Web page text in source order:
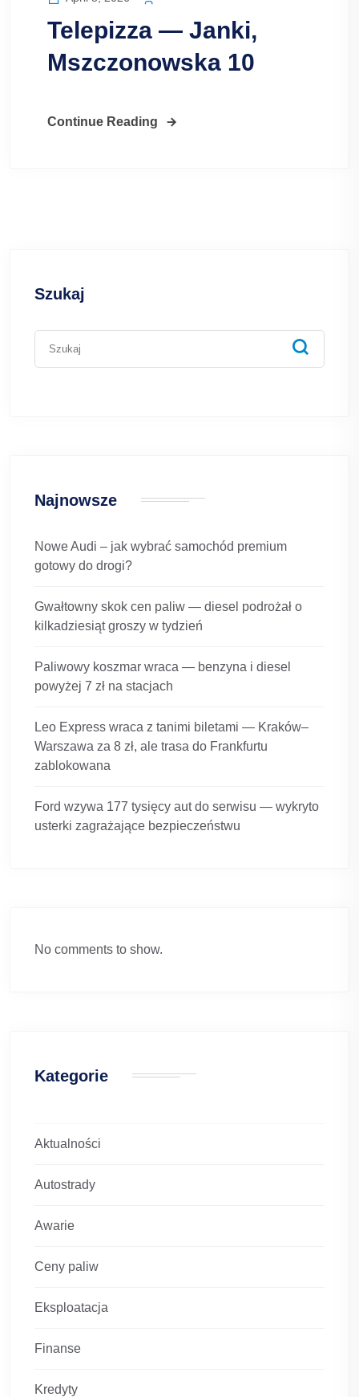
Telepizza — Janki,
Mszczonowska 10
Continue Reading
Szukaj
Najnowsze
Nowe Audi – jak wybrać samochód premium
gotowy do drogi?
Gwałtowny skok cen paliw — diesel podrożał o
kilkadziesiąt groszy w tydzień
Paliwowy koszmar wraca — benzyna i diesel
powyżej 7 zł na stacjach
Leo Express wraca z tanimi biletami — Kraków–
Warszawa za 8 zł, ale trasa do Frankfurtu
zablokowana
Ford wzywa 177 tysięcy aut do serwisu — wykryto
usterki zagrażające bezpieczeństwu
No comments to show.
Kategorie
Aktualności
Autostrady
Awarie
Ceny paliw
Eksploatacja
Finanse
Kredyty